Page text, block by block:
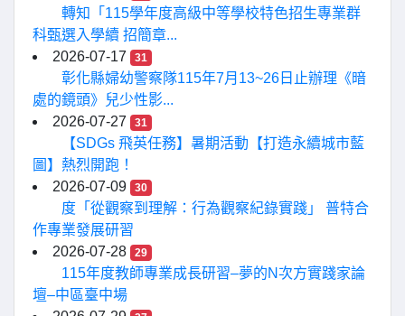
轉知「115學年度高級中等學校特色招生專業群
科甄選入學續 招簡章...
2026-07-17
31
彰化縣婦幼警察隊115年7月13~26日止辦理《暗
處的鏡頭》兒少性影...
2026-07-27
31
【SDGs 飛英任務】暑期活動【打造永續城市藍
圖】熱烈開跑！
2026-07-09
30
度「從觀察到理解：行為觀察紀錄實踐」 普特合
作專業發展研習
2026-07-28
29
115年度教師專業成長研習–夢的N次方實踐家論
壇–中區臺中場